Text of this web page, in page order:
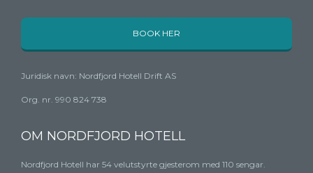
BOOK HER
Juridisk navn: Nordfjord Hotell Drift AS
Org. nr. 990 824 738
OM NORDFJORD HOTELL
Nordfjord Hotell har 54 velutstyrte gjesterom med 110 sengar.